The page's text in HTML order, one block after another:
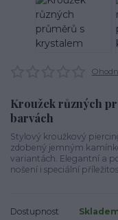
Kroužek různých
barvách
Stylový kroužkový
zdobený jemným
variantách. Elegantní a
nošení i speciální
Dostupnost